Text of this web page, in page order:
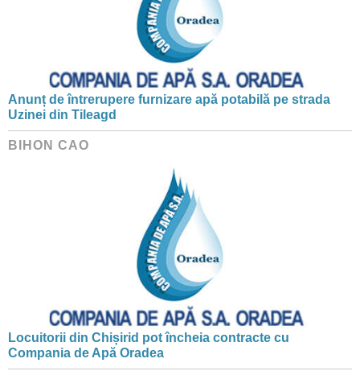
Anunț de întrerupere furnizare apă potabilă pe strada
Uzinei din Tileagd
BIHON CAO
Locuitorii din Chișirid pot încheia contracte cu
Compania de Apă Oradea